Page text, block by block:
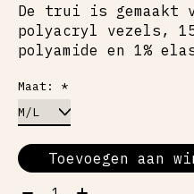
De trui is gemaakt
polyacryl vezels,
polyamide en 1%
Maat: *
Toevoegen aan
Aantal: